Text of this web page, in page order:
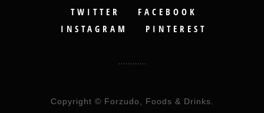
TWITTER
FACEBOOK
INSTAGRAM
PINTEREST
Copyright © Forzudo, Foods & Drinks.